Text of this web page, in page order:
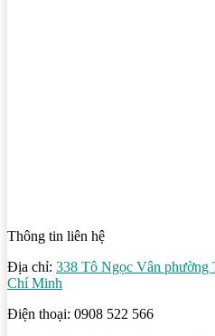
Thông tin liên hệ
Địa chỉ: 338 Tô Ngọc Vân phường
Chí Minh
Điện thoại: 0908 522 566